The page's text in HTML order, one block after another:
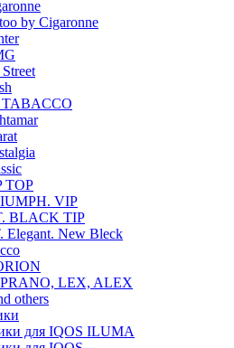
by Cigaronne
TOP
VIP
BLACK TIP
Elegant. New Bleck
LEX, ALEX
others
для IQOS ILUMA